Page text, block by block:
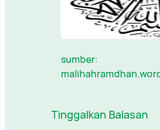
sumber:
Tinggalkan Balasan